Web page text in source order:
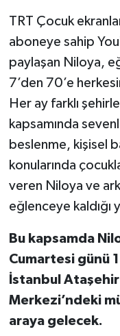
TRT Çocuk
aboneye sahip
paylaşan Niloya,
7’den 70’e
Her ay farklı
kapsamında
beslenme, kişisel
konularında
veren Niloya ve
eğlenceye
Bu kapsamda
Cumartesi günü
İstanbul
Merkezi’ndeki
araya gelecek.